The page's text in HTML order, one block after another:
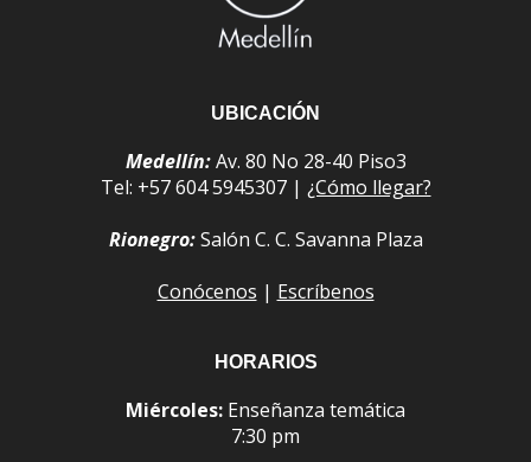
UBICACIÓN
Medellín:Av. 80 No 28-40 Piso3
Tel: +57 604 5945307 | ¿Cómo llegar?
Rionegro:Salón C. C. Savanna Plaza
Conócenos | Escríbenos
HORARIOS
Miércoles: Enseñanza temática
7:30 pm